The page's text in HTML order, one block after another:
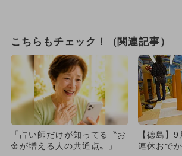
こちらもチェック！（関連記事）
「占い師だけが知ってる〝お
金が増える人の共通点〟」
【徳島】
連休おで